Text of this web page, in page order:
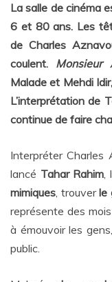
La salle de cinéma
6 et 80 ans. Les
de Charles
coulent. Monsieur
Malade et Mehdi
L’interprétation de
continue de faire
Interpréter Charles
lancé Tahar Rahim,
mimiques, trouverle
représente des
à émouvoir les
public.